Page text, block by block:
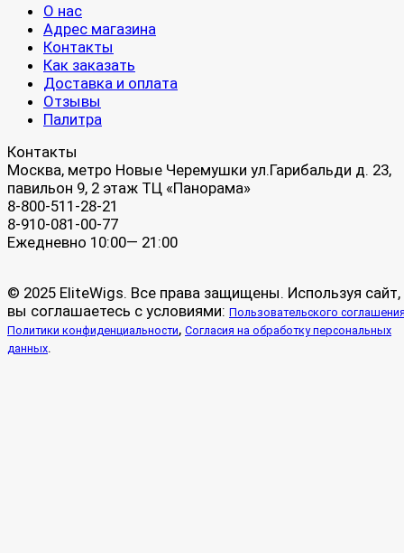
О нас
Адрес магазина
Контакты
Как заказать
Доставка и оплата
Отзывы
Палитра
Контакты
Москва, метро Новые Черемушки ул.Гарибальди д. 23,
павильон 9, 2 этаж ТЦ «Панорама»
8-800-511-28-21
8-910-081-00-77
Ежедневно 10:00— 21:00
© 2025 EliteWigs. Все права защищены. Используя сайт,
вы соглашаетесь с условиями: Пользовательского
Политики конфиденциальности, Согласия на обработку персональных
данных.